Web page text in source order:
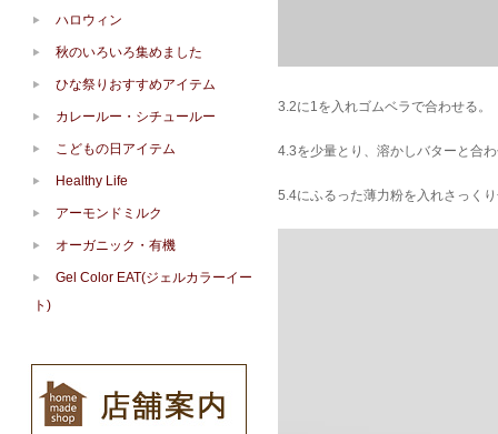
3.2に1を入れゴムベラで合わせる。
4.3を少量とり、溶かしバターと合
5.4にふるった薄力粉を入れさっく
ハロウィン
秋のいろいろ集めました
ひな祭りおすすめアイテム
カレールー・シチュールー
こどもの日アイテム
Healthy Life
アーモンドミルク
オーガニック・有機
Gel Color EAT(ジェルカラーイー
ト)